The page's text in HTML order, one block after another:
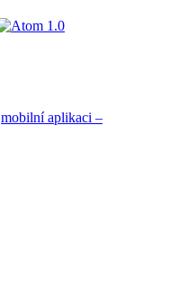
mobilní aplikaci –